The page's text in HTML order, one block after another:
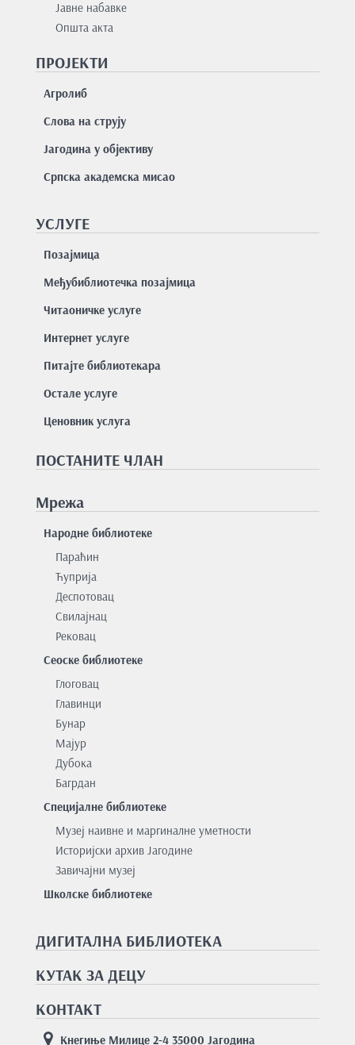
Јавне набавке
Општа акта
ПРОЈЕКТИ
Агролиб
Слова на струју
Јагодина у објективу
Српска академска мисао
УСЛУГЕ
Позајмицa
Међубиблиотечка позајмица
Читаоничке услуге
Интернет услуге
Питајте библиотекара
Остале услуге
Ценовник услуга
ПОСТАНИТЕ ЧЛАН
Мрежа
Народне библиотеке
Параћин
Ћуприја
Деспотовац
Свилајнац
Рековац
Сеоске библиотеке
Глоговац
Главинци
Бунар
Мајур
Дубока
Багрдан
Специјалне библиотеке
Музеј наивне и маргиналне уметности
Историјски архив Јагодине
Завичајни музеј
Школске библиотеке
ДИГИТАЛНА БИБЛИОТЕКА
КУТАК ЗА ДЕЦУ
КОНТАКТ
Кнегиње Милице 2-4 35000 Јагодина